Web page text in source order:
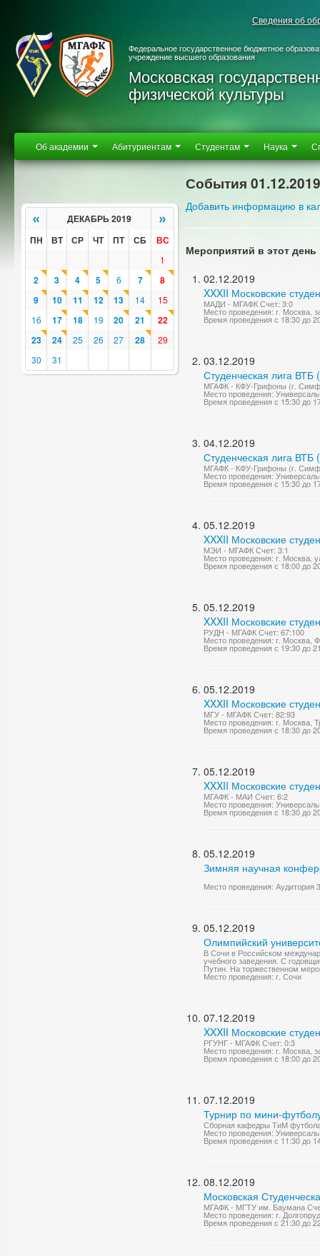
Сведения об
Федеральное государственное бюджетное
учреждение высшего образования
Московская
физической культуры
Об академии Абитуриентам Студентам Наука
« ДЕКАБРЬ 2019 »
ПН ВТ СР ЧТ ПТ СБ ВС
1
2 3 4 5 6 7
8
9
10 11 12 13 14
15
16
17 18 19 20 21
22
23
24 25 26 27 28
29
30
31
События 01.12.2019
Добавить информацию в
Мероприятий в этот день
02.12.2019
XXXII Московские
МАДИ - МГАФК Счет: 3:0
Место проведения: г.
Время проведения с 18:30 до
03.12.2019
Студенческая лига ВТБ
МГАФК - КФУ-Грифоны (г.
Место проведения:
Время проведения с 15:30 до
04.12.2019
Студенческая лига ВТБ
МГАФК - КФУ-Грифоны (г.
Место проведения:
Время проведения с 15:30 до
05.12.2019
XXXII Московские
МЭИ - МГАФК Счет: 3:1
Место проведения: г. Москва,
Время проведения с 18:00 до
05.12.2019
XXXII Московские
РУДН - МГАФК Счет: 67:100
Место проведения: г. Москва,
Время проведения с 19:30 до
05.12.2019
XXXII Московские
МГУ - МГАФК Счет: 82:93
Место проведения: г. Москва,
Время проведения с 18:30 до
05.12.2019
XXXII Московские
МГАФК - МАИ Счет: 6:2
Место проведения:
Время проведения с 18:30 до
05.12.2019
Зимняя научная
Место проведения: Аудитория
05.12.2019
Олимпийский
В Сочи в Российском
учебного заведения. С
Путин. На торжественном
Место проведения: г. Сочи
07.12.2019
XXXII Московские
РГУНГ - МГАФК Счет: 0:3
Место проведения: г. Москва,
Время проведения с 18:00 до
07.12.2019
Турнир по мини-
Сборная кафедры ТиМ
Место проведения:
Время проведения с 11:30 до
08.12.2019
Московская
МГАФК - МГТУ им. Баумана
Место проведения: г.
Время проведения с 21:30 до